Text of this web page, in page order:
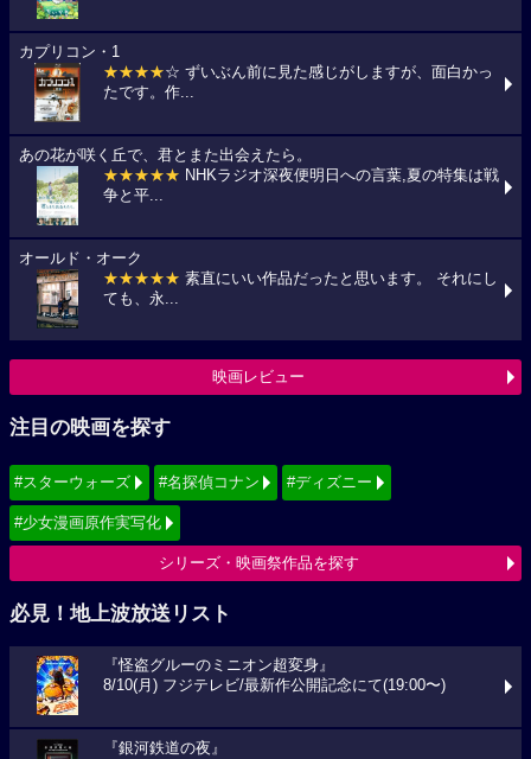
カプリコン・1
★★★★☆ ずいぶん前に見た感じがしますが、面白かっ
たです。作...
あの花が咲く丘で、君とまた出会えたら。
★★★★★ NHKラジオ深夜便明日への言葉,夏の特集は戦
争と平...
オールド・オーク
★★★★★ 素直にいい作品だったと思います。 それにし
ても、永...
映画レビュー
注目の映画を探す
#スターウォーズ #名探偵コナン #ディズニー
#少女漫画原作実写化
シリーズ・映画祭作品を探す
必見！地上波放送リスト
『怪盗グルーのミニオン超変身』
8/10(月) フジテレビ/最新作公開記念にて(19:00〜)
『銀河鉄道の夜』